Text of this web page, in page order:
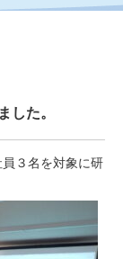
した。
３名を対象に研